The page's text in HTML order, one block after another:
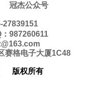
振
贴片晶 1612贴片晶
振
振
7.1*3.3mm
贴片晶振
4.1*1.5mm
冠杰公众号
27839151
987260611
赛格电子大厦1C48
版权所有